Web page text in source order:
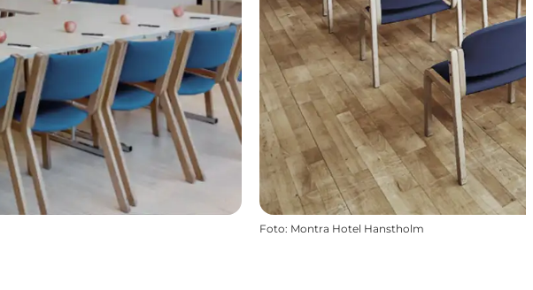
Foto: Montra Hotel Hanstholm